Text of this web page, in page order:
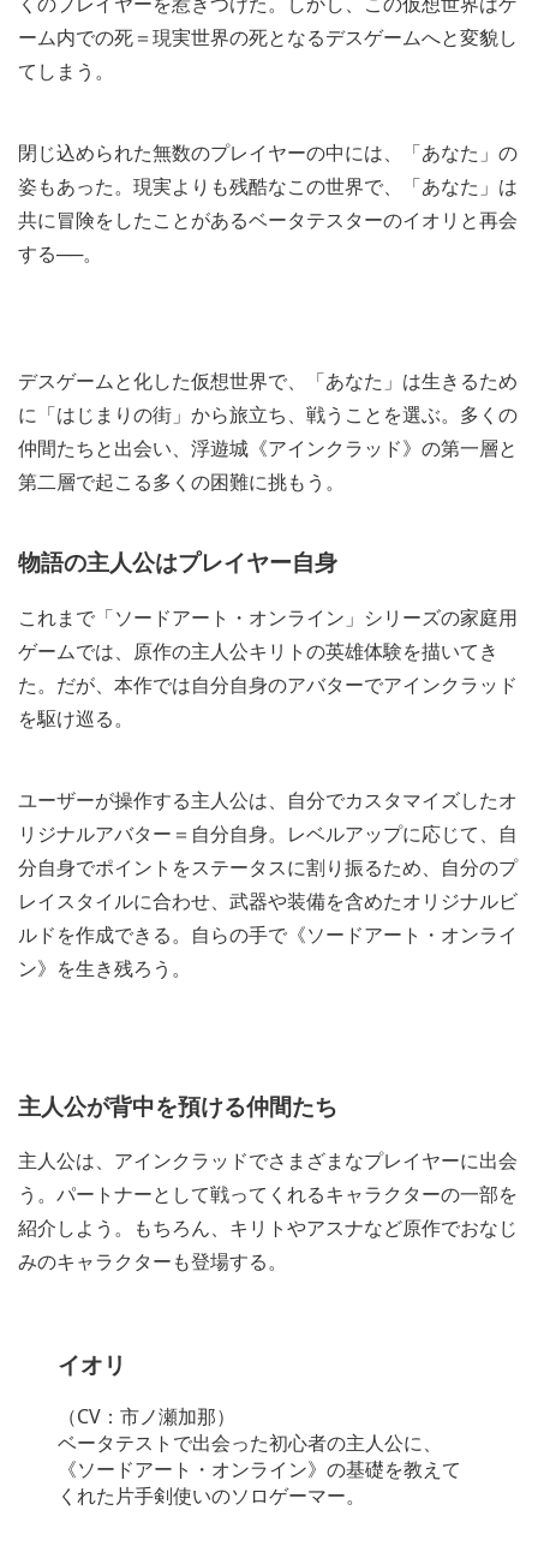
ーム内での死＝現実世界の死となるデスゲームへと変貌し
てしまう。
閉じ込められた無数のプレイヤーの中には、「あなた」の
姿もあった。現実よりも残酷なこの世界で、「あなた」は
共に冒険をしたことがあるベータテスターのイオリと再会
する──。
デスゲームと化した仮想世界で、「あなた」は生きるため
に「はじまりの街」から旅立ち、戦うことを選ぶ。多くの
仲間たちと出会い、浮遊城《アインクラッド》の第一層と
第二層で起こる多くの困難に挑もう。
物語の主人公はプレイヤー自身
これまで「ソードアート・オンライン」シリーズの家庭用
ゲームでは、原作の主人公キリトの英雄体験を描いてき
た。だが、本作では自分自身のアバターでアインクラッド
を駆け巡る。
ユーザーが操作する主人公は、自分でカスタマイズしたオ
リジナルアバター＝自分自身。レベルアップに応じて、自
分自身でポイントをステータスに割り振るため、自分のプ
レイスタイルに合わせ、武器や装備を含めたオリジナルビ
ルドを作成できる。自らの手で《ソードアート・オンライ
ン》を生き残ろう。
主人公が背中を預ける仲間たち
主人公は、アインクラッドでさまざまなプレイヤーに出会
う。パートナーとして戦ってくれるキャラクターの一部を
紹介しよう。もちろん、キリトやアスナなど原作でおなじ
みのキャラクターも登場する。
イオリ
（CV：市ノ瀬加那）
ベータテストで出会った初心者の主人公に、
《ソードアート・オンライン》の基礎を教えて
くれた片手剣使いのソロゲーマー。